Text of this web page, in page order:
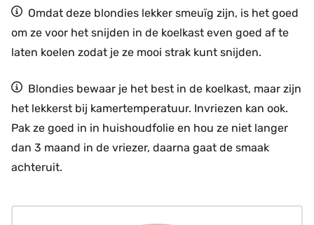
Omdat deze blondies lekker smeuïg zijn, is het goed
om ze voor het snijden in de koelkast even goed af te
laten koelen zodat je ze mooi strak kunt snijden.
Blondies bewaar je het best in de koelkast, maar zijn
het lekkerst bij kamertemperatuur. Invriezen kan ook.
Pak ze goed in in huishoudfolie en hou ze niet langer
dan 3 maand in de vriezer, daarna gaat de smaak
achteruit.